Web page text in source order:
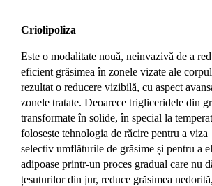
Criolipoliza
Este o modalitate nouă, neinvazivă de a
eficient grăsimea în zonele vizate ale
rezultat o reducere vizibilă, cu aspect
zonele tratate. Deoarece trigliceridele din
transformate în solide, în special la
folosește tehnologia de răcire pentru a viza
selectiv umflăturile de grăsime și pentru a
adipoase printr-un proces gradual care nu
țesuturilor din jur, reduce grăsimea